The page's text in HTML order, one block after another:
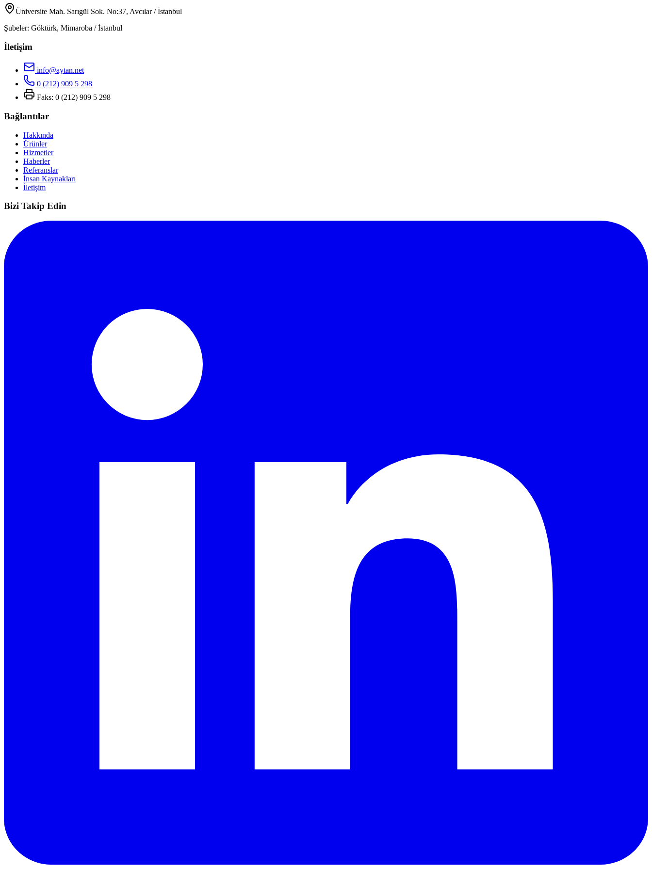
Üniversite Mah. Sarıgül Sok. No:37, Avcılar / İstanbul
Şubeler: Göktürk, Mimaroba / İstanbul
İletişim
info@aytan.net
0 (212) 909 5 298
Faks: 0 (212) 909 5 298
Bağlantılar
Hakkında
Ürünler
Hizmetler
Haberler
Referanslar
İnsan Kaynakları
İletişim
Bizi Takip Edin